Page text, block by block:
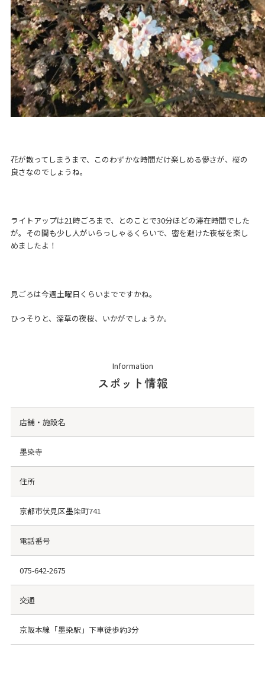
花が散ってしまうまで、このわずかな時間だけ楽しめる儚さが、桜の
良さなのでしょうね。
ライトアップは21時ごろまで、とのことで30分ほどの滞在時間でした
が。その間も少し人がいらっしゃるくらいで、密を避けた夜桜を楽し
めましたよ！
見ごろは今週土曜日くらいまでですかね。
ひっそりと、深草の夜桜、いかがでしょうか。
Information
スポット情報
店舗・施設名
墨染寺
住所
京都市伏見区墨染町741
電話番号
075-642-2675
交通
京阪本線「墨染駅」下車徒歩約3分